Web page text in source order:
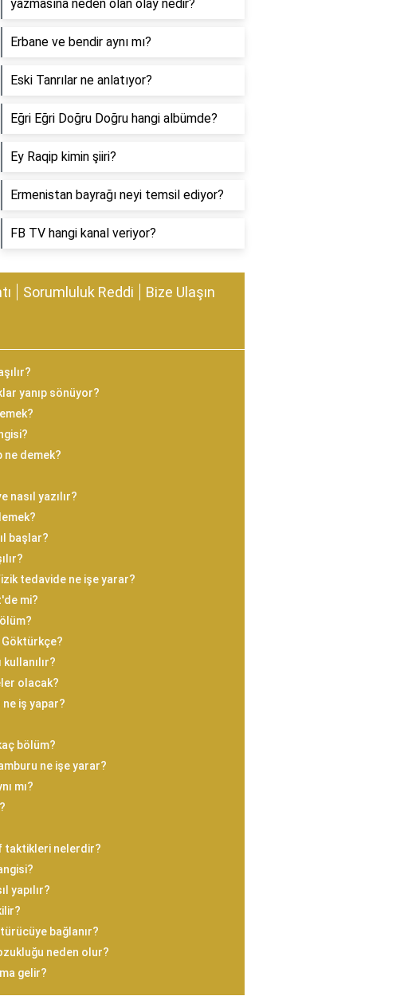
yazmasına neden olan olay nedir?
Erbane ve bendir aynı mı?
Eski Tanrılar ne anlatıyor?
Eğri Eğri Doğru Doğru hangi albümde?
Ey Raqip kimin şiiri?
Ermenistan bayrağı neyi temsil ediyor?
FB TV hangi kanal veriyor?
Sorumluluk Reddi Bize Ulaşın
yanıp sönüyor?
demek?
nasıl yazılır?
başlar?
tedavide ne işe yarar?
mi?
Göktürkçe?
olacak?
ne iş yapar?
bölüm?
ne işe yarar?
mı?
taktikleri nelerdir?
yapılır?
bağlanır?
neden olur?
gelir?